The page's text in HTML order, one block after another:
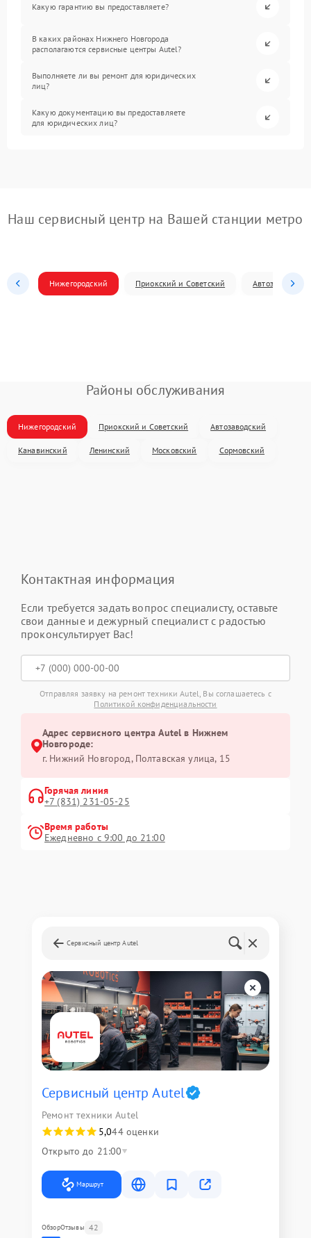
Какую гарантию вы предоставляете?
В каких районах Нижнего Новгорода
располагаются сервисные центры Autel?
Выполняете ли вы ремонт для юридических
лиц?
Какую документацию вы предоставляете
для юридических лиц?
Наш сервисный центр на Вашей станции метро
Нижегородский Приокский и Советский Автозаводский
Районы обслуживания
Нижегородский Приокский и Советский Автозаводский
Канавинский Ленинский Московский Сормовский
Контактная информация
Если требуется задать вопрос специалисту, оставьте
свои данные и дежурный специалист с радостью
проконсультирует Вас!
Отправляя заявку на ремонт техники Autel, Вы соглашаетесь с
Политикой конфиденциальности
Адрес сервисного центра Autel в Нижнем
Новгороде:
г. Нижний Новгород, Полтавская улица, 15
Горячая линия
+7 (831) 231-05-25
Время работы
Ежедневно с 9:00 до 21:00
Сервисный центр Autel
Сервисный центр Autel
Ремонт техники Autel
5,044 оценки
Открыто до 21:00
Маршрут
ОбзорОтзывы 42